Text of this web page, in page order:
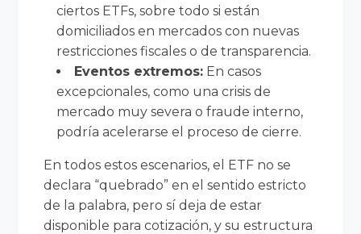
ciertos ETFs, sobre todo si están
domiciliados en mercados con nuevas
restricciones fiscales o de transparencia.
Eventos extremos: En casos
excepcionales, como una crisis de
mercado muy severa o fraude interno,
podría acelerarse el proceso de cierre.
En todos estos escenarios, el ETF no se
declara “quebrado” en el sentido estricto
de la palabra, pero sí deja de estar
disponible para cotización, y su estructura